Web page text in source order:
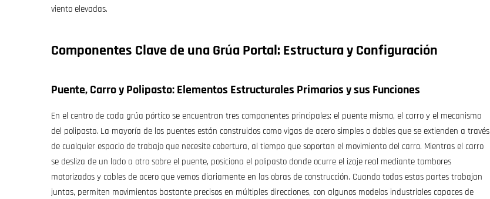
viento elevadas.
Componentes Clave de una Grúa Portal: Estructura y Configuración
Puente, Carro y Polipasto: Elementos Estructurales Primarios y sus Funciones
En el centro de cada grúa pórtico se encuentran tres componentes principales: el puente mismo, el carro y el mecanismo
del polipasto. La mayoría de los puentes están construidos como vigas de acero simples o dobles que se extienden a través
de cualquier espacio de trabajo que necesite cobertura, al tiempo que soportan el movimiento del carro. Mientras el carro
se desliza de un lado a otro sobre el puente, posiciona el polipasto donde ocurre el izaje real mediante tambores
motorizados y cables de acero que vemos diariamente en las obras de construcción. Cuando todas estas partes trabajan
juntas, permiten movimientos bastante precisos en múltiples direcciones, con algunos modelos industriales capaces de